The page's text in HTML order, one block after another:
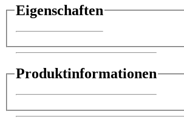
Eigenschaften
Produktinformationen